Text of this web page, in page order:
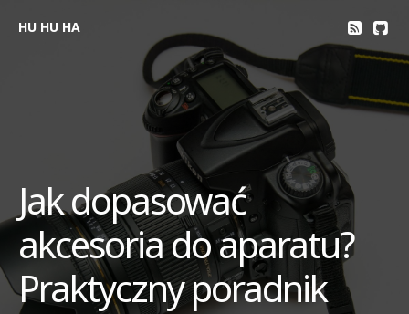
HU HU HA
Jak dopasować
akcesoria do aparatu?
Praktyczny poradnik